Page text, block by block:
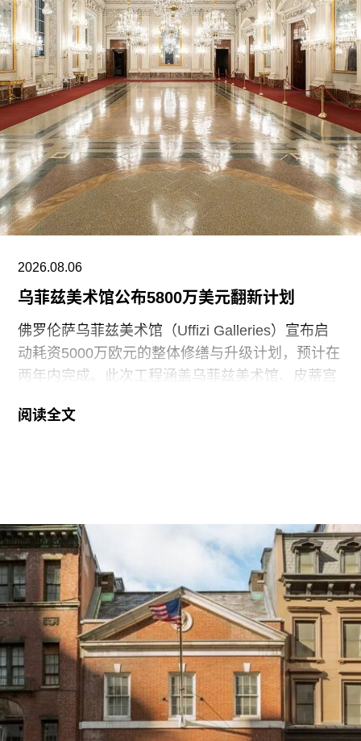
2026.08.06
乌菲兹美术馆公布5800万美元翻新计划
佛罗伦萨乌菲兹美术馆（Uffizi Galleries）宣布启
动耗资5000万欧元的整体修缮与升级计划，预计在
两年内完成。此次工程涵盖乌菲兹美术馆、皮蒂宫
三大馆区。目前，部分工程已陆续展开，并将分阶
恒湿系统。此外，馆方还将更新照明与展签系统、
重新规划展厅动线，引入新的观众服务项目。博物
馆亦将通过改善文物保存环境及强化安保措施，进
一步加强馆藏保护。
各馆区的重点工程包括：乌菲兹美术馆将新建接待
大厅，重新规划二楼的雕塑与绘画展陈。皮蒂宫将
修复鲜少对外开放的顶层空间，并将其改建为新的
展览场地。波波里花园已新增约3600株植物，海神
喷泉、岛屿喷泉及圆形露天剧场也正同步修复。剧
阅读全文